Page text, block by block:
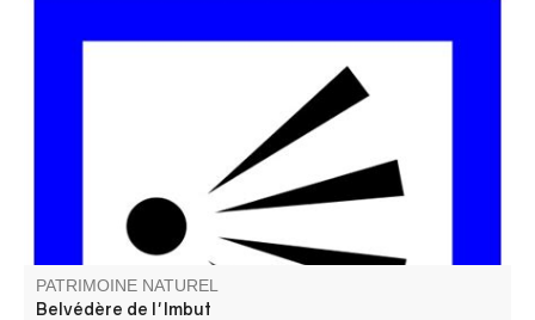
Imbut vient de l’occitan et veut dire « entonnoir ». Du
belvédère on peut apercevoir le chaos de l’Imbut, en bas,
dans la rivière. Le Verdon y disparaît sous des blocs de
roches pour réapparaître quelques centaines de mètres
PATRIMOINE NATUREL
Belvédère de l'Imbut